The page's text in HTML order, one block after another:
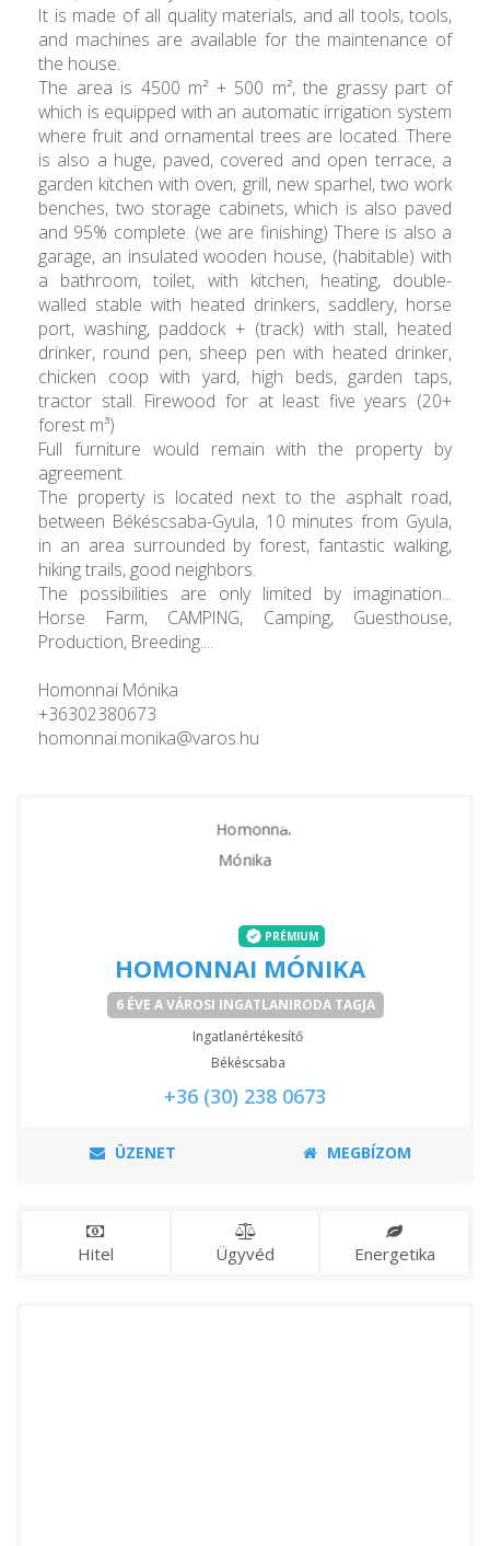
It is made of all quality materials, and all tools, tools,
and machines are available for the maintenance of
the house.
The area is 4500 m² + 500 m², the grassy part of
which is equipped with an automatic irrigation system
where fruit and ornamental trees are located. There
is also a huge, paved, covered and open terrace, a
garden kitchen with oven, grill, new sparhel, two work
benches, two storage cabinets, which is also paved
and 95% complete. (we are finishing) There is also a
garage, an insulated wooden house, (habitable) with
a bathroom, toilet, with kitchen, heating, double-
walled stable with heated drinkers, saddlery, horse
port, washing, paddock + (track) with stall, heated
drinker, round pen, sheep pen with heated drinker,
chicken coop with yard, high beds, garden taps,
tractor stall. Firewood for at least five years (20+
forest m³)
Full furniture would remain with the property by
agreement.
The property is located next to the asphalt road,
between Békéscsaba-Gyula, 10 minutes from Gyula,
in an area surrounded by forest, fantastic walking,
hiking trails, good neighbors.
The possibilities are only limited by imagination...
Horse Farm, CAMPING, Camping, Guesthouse,
Production, Breeding....
Homonnai Mónika
+36302380673
homonnai.monika@varos.hu
PRÉMIUM
HOMONNAI MÓNIKA
6 ÉVE A VÁROSI INGATLANIRODA TAGJA
Ingatlanértékesítő
Békéscsaba
+36 (30) 238 0673
ÜZENET MEGBÍZOM
Hitel Ügyvéd Energetika